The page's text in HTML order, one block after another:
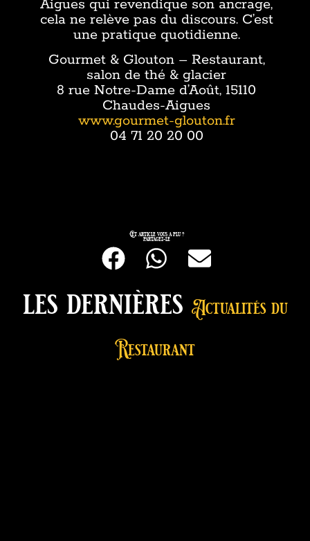
Aigues qui revendique son ancrage,
cela ne relève pas du discours. C’est
une pratique quotidienne.
Gourmet & Glouton – Restaurant,
salon de thé & glacier
8 rue Notre-Dame d’Août, 15110
Chaudes-Aigues
www.gourmet-glouton.fr
04 71 20 20 00
Cet article vous a plu ?
partagez-le
les dernières Actualités du
Restaurant